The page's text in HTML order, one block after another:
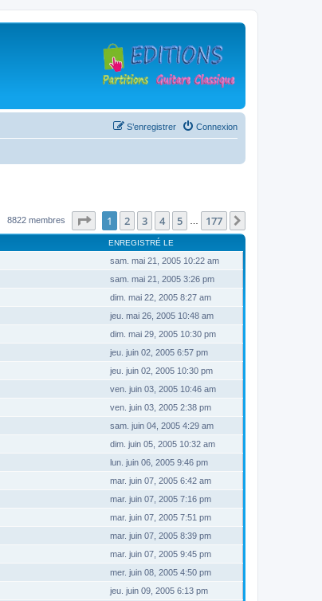
Connexion
S’enregistrer
8822 membres Page sur177
1 2 3 4 5 177
ENREGISTRÉ LE
sam. mai 21, 2005 10:22 am
sam. mai 21, 2005 3:26 pm
dim. mai 22, 2005 8:27 am
jeu. mai 26, 2005 10:48 am
dim. mai 29, 2005 10:30 pm
jeu. juin 02, 2005 6:57 pm
jeu. juin 02, 2005 10:30 pm
ven. juin 03, 2005 10:46 am
ven. juin 03, 2005 2:38 pm
sam. juin 04, 2005 4:29 am
dim. juin 05, 2005 10:32 am
lun. juin 06, 2005 9:46 pm
mar. juin 07, 2005 6:42 am
mar. juin 07, 2005 7:16 pm
mar. juin 07, 2005 7:51 pm
mar. juin 07, 2005 8:39 pm
mar. juin 07, 2005 9:45 pm
mer. juin 08, 2005 4:50 pm
jeu. juin 09, 2005 6:13 pm